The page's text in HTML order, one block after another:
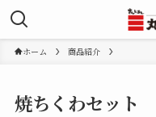
ホーム 商品紹介
焼ちくわセット